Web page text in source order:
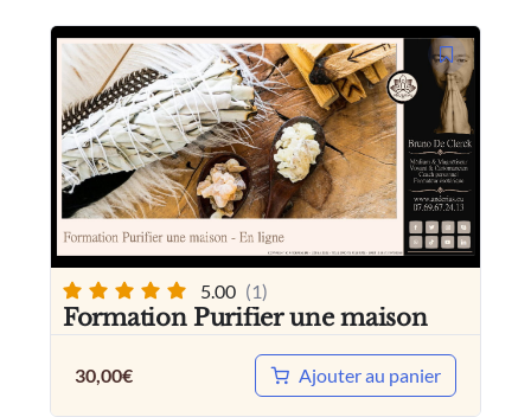
5.00 (1)
Formation Purifier une maison
30,00€ Ajouter au panier